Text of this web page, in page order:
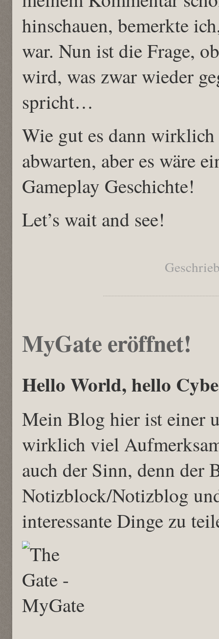
hinschauen, bemerkte
war. Nun ist die Frage,
wird, was zwar wieder
spricht…
Wie gut es dann
abwarten, aber es wäre
Gameplay Geschichte!
Let’s wait and see!
MyGate eröffnet!
Hello World, hello
Mein Blog hier ist einer
wirklich viel
auch der Sinn, denn der
Notizblock/Notizblog
interessante Dinge zu